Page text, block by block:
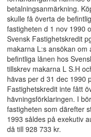
betalningsanmärkning.
skulle få överta de
fastigheten d 1 nov 1990
Svensk Fastighetskredit
makarna L:s ansökan
befintliga lånen hos
tillskrev makarna L S.H
hävas per d 31 dec 1990
Fastighetskredit inte fått
hävningsförklaringen. I
fastigheten som därefter
1993 såldes på exekutiv
då till 928 733 kr.